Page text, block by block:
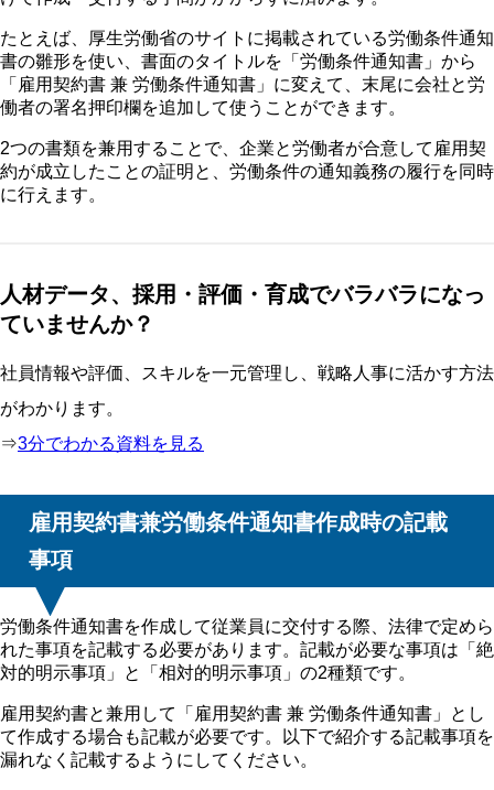
たとえば、厚生労働省のサイトに掲載されている労働条件通知
書の雛形を使い、書面のタイトルを「労働条件通知書」から
「雇用契約書 兼 労働条件通知書」に変えて、末尾に会社と労
働者の署名押印欄を追加して使うことができます。
2つの書類を兼用することで、企業と労働者が合意して雇用契
約が成立したことの証明と、労働条件の通知義務の履行を同時
に行えます。
人材データ、採用・評価・育成でバラバラになっ
ていませんか？
社員情報や評価、スキルを一元管理し、戦略人事に活かす方法
がわかります。
⇒3分でわかる資料を見る
雇用契約書兼労働条件通知書作成時の記載
事項
労働条件通知書を作成して従業員に交付する際、法律で定めら
れた事項を記載する必要があります。記載が必要な事項は「絶
対的明示事項」と「相対的明示事項」の2種類です。
雇用契約書と兼用して「雇用契約書 兼 労働条件通知書」とし
て作成する場合も記載が必要です。以下で紹介する記載事項を
漏れなく記載するようにしてください。